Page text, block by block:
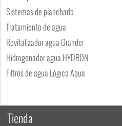
Sistemas de planchado
Tratamiento de agua
Revitalizador agua Grander
Hidrogenador agua HYDRON
Filtros de agua Lógico Aqua
Tienda